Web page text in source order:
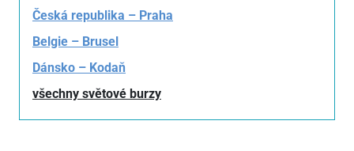
Česká republika – Praha
Belgie – Brusel
Dánsko – Kodaň
všechny světové burzy